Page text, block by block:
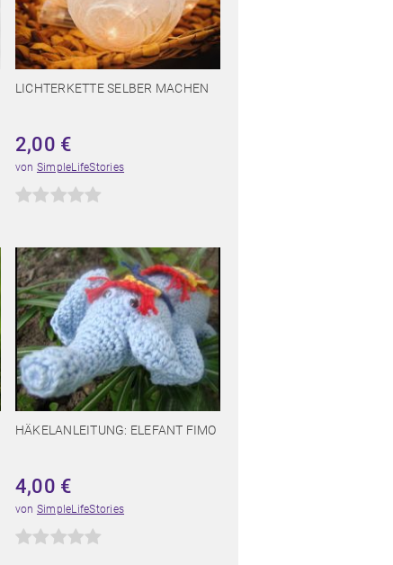
LICHTERKETTE SELBER MACHEN
2,00 €
von SimpleLifeStories
HÄKELANLEITUNG: ELEFANT FIMO
4,00 €
von SimpleLifeStories